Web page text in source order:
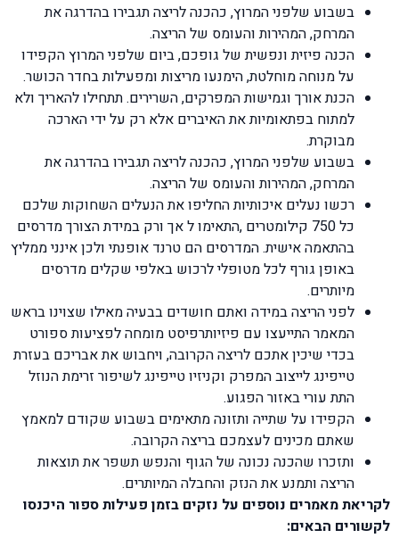
בשבוע שלפני המרוץ, כהכנה לריצה תגבירו בהדרגה את
המרחק, המהירות והעומס של הריצה.
הכנה פיזית ונפשית של גופכם, ביום שלפני המרוץ הקפידו
על מנוחה מוחלטת, הימנעו מריצות ומפעילות בחדר הכושר.
הכנת אורך וגמישות המפרקים, השרירים. תתחילו להאריך ולא
למתוח בפתאומיות את האיברים אלא רק על ידי הארכה
מבוקרת.
בשבוע שלפני המרוץ, כהכנה לריצה תגבירו בהדרגה את
המרחק, המהירות והעומס של הריצה.
רכשו נעלים איכותיות החליפו את הנעלים השחוקות שלכם
כל 750 קילומטרים ,התאימו ל אך ורק במידת הצורך מדרסים
בהתאמה אישית. המדרסים הם טרנד אופנתי ולכן אינני ממליץ
באופן גורף לכל מטופלי לרכוש באלפי שקלים מדרסים
מיותרים.
לפני הריצה במידה ואתם חושדים בבעיה מאילו שצוינו בראש
המאמר התייעצו עם פיזיותרפיסט מומחה לפציעות ספורט
בכדי שיכין אתכם לריצה הקרובה, ויחבוש את אבריכם בעזרת
טייפינג לייצוב המפרק וקניזיו טייפינג לשיפור זרימת הנוזל
התת עורי באזור הפגוע.
הקפידו על שתייה ותזונה מתאימים בשבוע שקודם למאמץ
שאתם מכינים לעצמכם בריצה הקרובה.
ותזכרו שהכנה נכונה של הגוף והנפש תשפר את תוצאות
הריצה ותמנע את הנזק והחבלה המיותרים.
לקריאת מאמרים נוספים על נזקים בזמן פעילות ספור היכנסו
לקשורים הבאים: